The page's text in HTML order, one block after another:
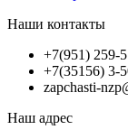
Наши контакты
+7(951) 259-
+7(35156) 3-
zapchasti-
Наш адрес